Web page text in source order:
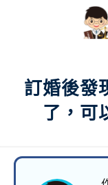
訂婚後發
了，可